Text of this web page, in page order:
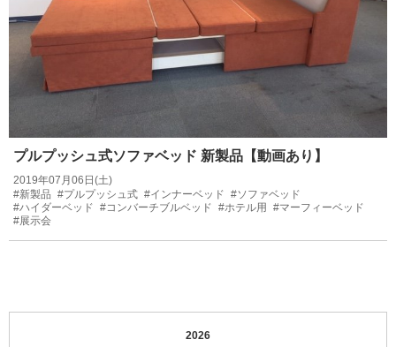
プルプッシュ式ソファベッド 新製品【動画あり】
2019年07月06日(土)
#新製品 #プルプッシュ式 #インナーベッド #ソファベッド
#ハイダーベッド #コンバーチブルベッド #ホテル用 #マーフィーベッド
#展示会
2026